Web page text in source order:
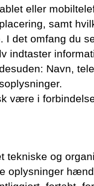
eller
samt
I det omfang du
indtaster
Navn,
være i
tekniske og
oplysninger